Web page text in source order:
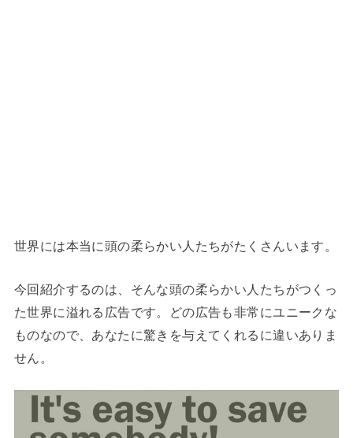
世界には本当に頭の柔らかい人たちがたくさんいます。
今回紹介するのは、そんな頭の柔らかい人たちがつくっ
た世界に溢れる広告です。どの広告も非常にユニークな
ものなので、あなたに驚きを与えてくれるに違いありま
せん。